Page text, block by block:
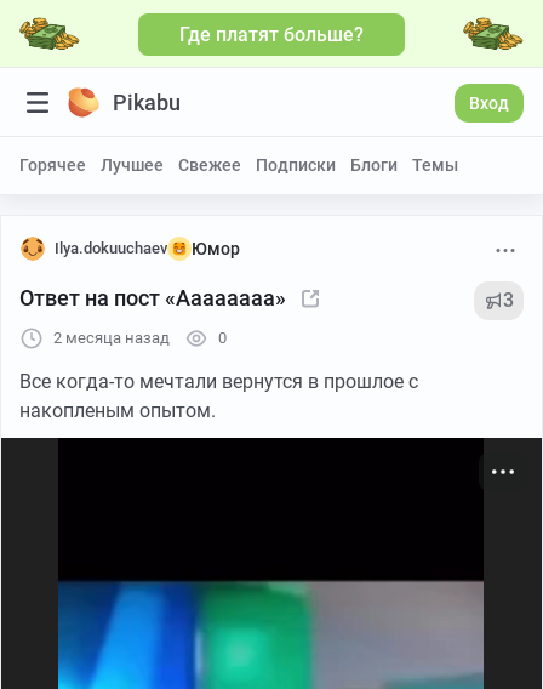
Где платят больше?
Pikabu Вход
Горячее Лучшее Свежее Подписки Блоги Темы
Ilya.dokuuchaev Юмор
Ответ на пост «Аааааааа» 3
2 месяца назад 0
Все когда-то мечтали вернутся в прошлое с
накопленым опытом.
Больше видео